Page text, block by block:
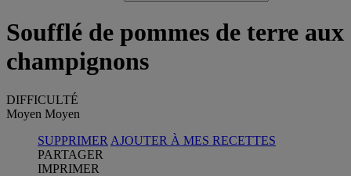
Soufflé de pommes de terre aux
champignons
DIFFICULTÉ
Moyen Moyen
SUPPRIMER AJOUTER À MES RECETTES
PARTAGER
IMPRIMER